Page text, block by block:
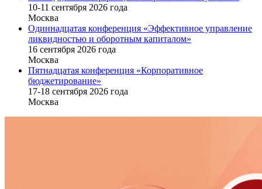
10-11 сентября 2026 года
Москва
Одиннадцатая конференция «Эффективное управление
ликвидностью и оборотным капиталом»
16 cентября 2026 года
Москва
Пятнадцатая конференция «Корпоративное
бюджетирование»
17-18 сентября 2026 года
Москва